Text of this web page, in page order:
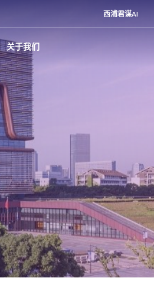
西浦君谋AI
关于我们